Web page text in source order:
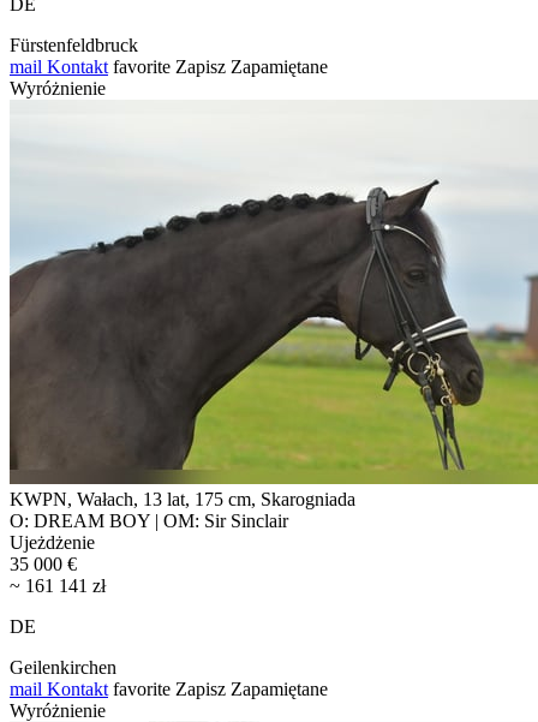
Fürstenfeldbruck
mail Kontakt favorite Zapisz Zapamiętane
Wyróżnienie
KWPN, Wałach, 13 lat, 175 cm, Skarogniada
O: DREAM BOY | OM: Sir Sinclair
Ujeżdżenie
35 000 €
~ 161 141 zł
DE
Geilenkirchen
mail Kontakt favorite Zapisz Zapamiętane
Wyróżnienie